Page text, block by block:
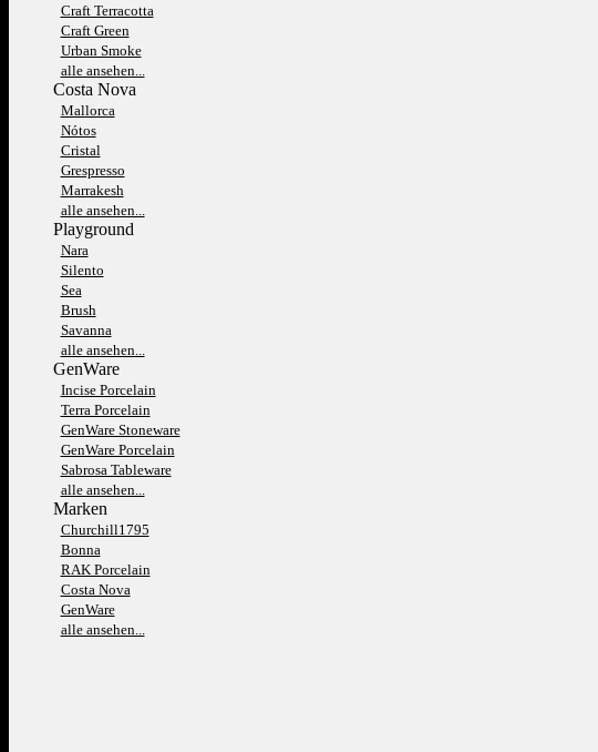
Craft Terracotta
Craft Green
Urban Smoke
alle ansehen...
Costa Nova
Mallorca
Nótos
Cristal
Grespresso
Marrakesh
alle ansehen...
Playground
Nara
Silento
Sea
Brush
Savanna
alle ansehen...
GenWare
Incise Porcelain
Terra Porcelain
GenWare Stoneware
GenWare Porcelain
Sabrosa Tableware
alle ansehen...
Marken
Churchill1795
Bonna
RAK Porcelain
Costa Nova
GenWare
alle ansehen...